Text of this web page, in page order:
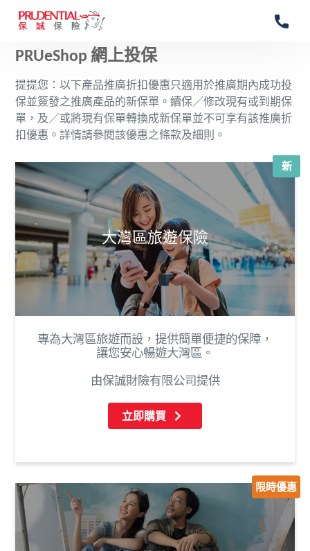
PRUeShop 網上投保
提提您：以下產品推廣折扣優惠只適用於推廣期內成功投
保並簽發之推廣產品的新保單。續保／修改現有或到期保
單，及／或將現有保單轉換成新保單並不可享有該推廣折
扣優惠。詳情請參閱該優惠之條款及細則。
大灣區旅遊保險
新
專為大灣區旅遊而設，提供簡單便捷的保障，
讓您安心暢遊大灣區。
由保誠財險有限公司提供
立即購買
限時優惠